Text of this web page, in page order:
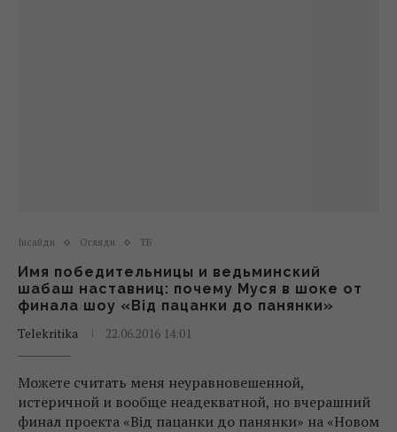
Інсайди Огляди ТБ
Имя победительницы и ведьминский
шабаш наставниц: почему Муся в шоке от
финала шоу «Від пацанки до панянки»
Telekritika
22.06.2016 14:01
Можете считать меня неуравновешенной,
истеричной и вообще неадекватной, но вчерашний
финал проекта «Від пацанки до панянки» на «Новом